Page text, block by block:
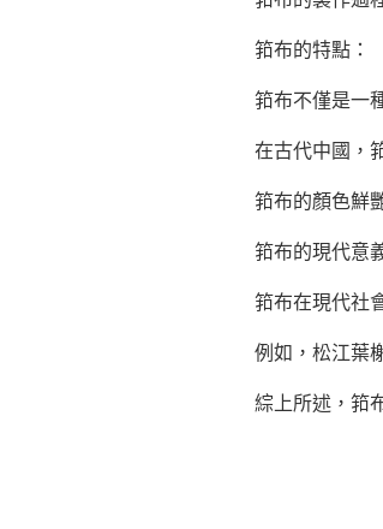
筘布的特點：
筘布不僅是一
在古代中國，
筘布的顏色鮮
筘布的現代意
筘布在現代社
例如，松江葉
綜上所述，筘